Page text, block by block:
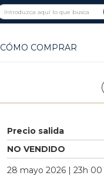
CÓMO COMPRAR
Precio salida
NO VENDIDO
28 mayo 2026 | 23h 00